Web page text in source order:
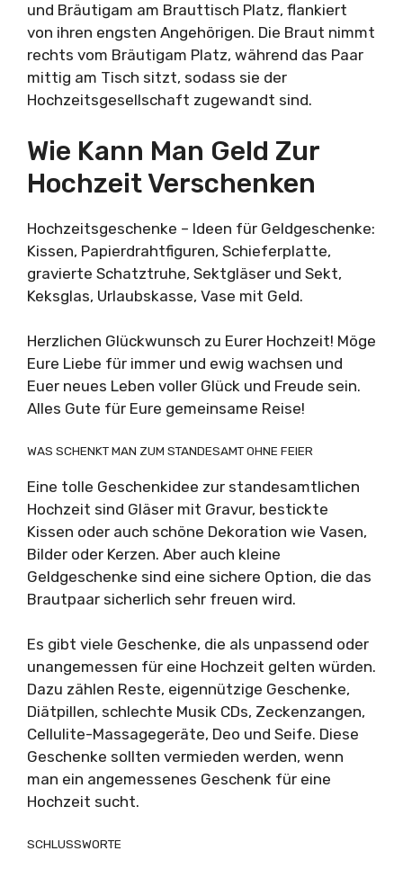
und Bräutigam am Brauttisch Platz, flankiert
von ihren engsten Angehörigen. Die Braut nimmt
rechts vom Bräutigam Platz, während das Paar
mittig am Tisch sitzt, sodass sie der
Hochzeitsgesellschaft zugewandt sind.
Wie Kann Man Geld Zur
Hochzeit Verschenken
Hochzeitsgeschenke – Ideen für Geldgeschenke:
Kissen, Papierdrahtfiguren, Schieferplatte,
gravierte Schatztruhe, Sektgläser und Sekt,
Keksglas, Urlaubskasse, Vase mit Geld.
Herzlichen Glückwunsch zu Eurer Hochzeit! Möge
Eure Liebe für immer und ewig wachsen und
Euer neues Leben voller Glück und Freude sein.
Alles Gute für Eure gemeinsame Reise!
WAS SCHENKT MAN ZUM STANDESAMT OHNE FEIER
Eine tolle Geschenkidee zur standesamtlichen
Hochzeit sind Gläser mit Gravur, bestickte
Kissen oder auch schöne Dekoration wie Vasen,
Bilder oder Kerzen. Aber auch kleine
Geldgeschenke sind eine sichere Option, die das
Brautpaar sicherlich sehr freuen wird.
Es gibt viele Geschenke, die als unpassend oder
unangemessen für eine Hochzeit gelten würden.
Dazu zählen Reste, eigennützige Geschenke,
Diätpillen, schlechte Musik CDs, Zeckenzangen,
Cellulite-Massagegeräte, Deo und Seife. Diese
Geschenke sollten vermieden werden, wenn
man ein angemessenes Geschenk für eine
Hochzeit sucht.
SCHLUSSWORTE